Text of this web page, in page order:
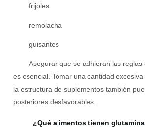
frijoles
remolacha
guisantes
Asegurar que se adhieran las reglas
es esencial. Tomar una cantidad
la estructura de suplementos también
posteriores desfavorables.
¿Qué alimentos tienen